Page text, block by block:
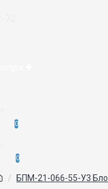
0
0
БПМ-21-066-55-У3